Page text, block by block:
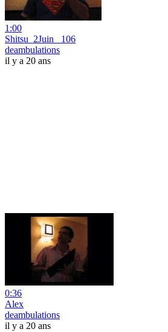
1:00
Shitsu_2Juin_ 106
deambulations
il y a 20 ans
0:36
Alex
deambulations
il y a 20 ans